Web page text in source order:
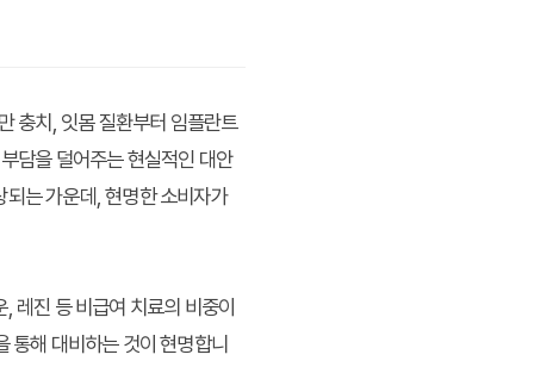
충치, 잇몸 질환부터 임플란트
담을 덜어주는 현실적인 대안
는 가운데, 현명한 소비자가
레진 등 비급여 치료의 비중이
통해 대비하는 것이 현명합니